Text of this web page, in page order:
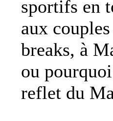
sportifs en
aux
breaks, à
ou
reflet du